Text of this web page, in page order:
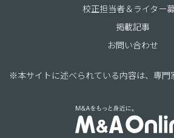
校正担当者＆ライター
掲載記事
お問い合わせ
※本サイトに述べられている内容は、専門